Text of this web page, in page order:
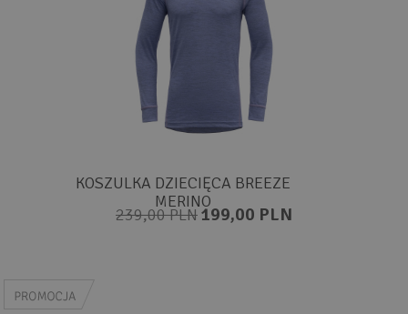
KOSZULKA DZIECIĘCA BREEZE
MERINO
239,00 PLN199,00 PLN